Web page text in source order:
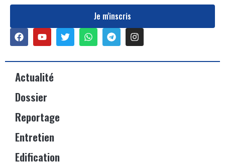
Je m'inscris
Actualité
Dossier
Reportage
Entretien
Edification